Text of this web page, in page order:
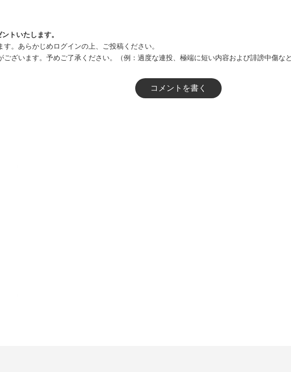
トいたします。
。あらかじめログインの上、ご投稿ください。
ざいます。予めご了承ください。（例：過度な連投、極端に短い内容および誹謗中傷な
コメントを書く